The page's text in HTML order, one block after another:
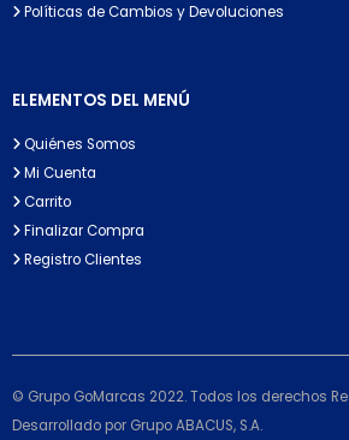
Políticas de Cambios y Devoluciones
ELEMENTOS DEL MENÚ
Quiénes Somos
Mi Cuenta
Carrito
Finalizar Compra
Registro Clientes
© Grupo GoMarcas 2022. Todos los derechos
Desarrollado por Grupo ABACUS, S.A.